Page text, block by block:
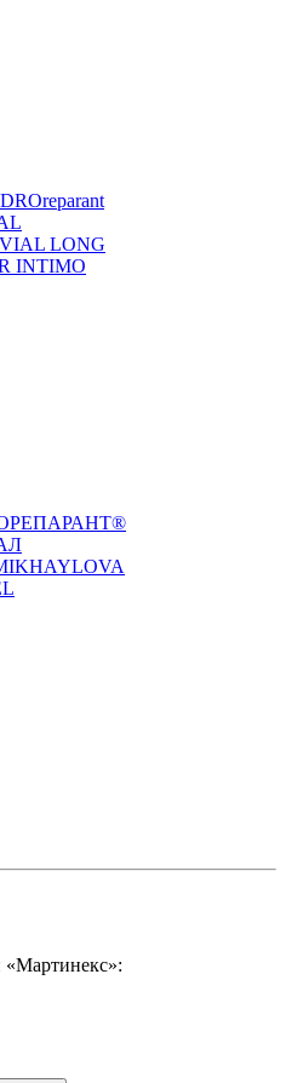
LONG
INTIMO
MIKHAYLOVAMEDIC
ЖУРНАЛ